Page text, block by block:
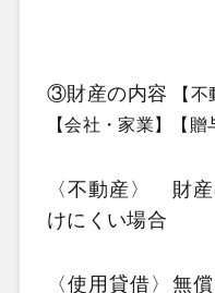
③財産の内容
【不
【会社・家業】【贈
〈不動産〉 財
けにくい場合
〈使用貸借〉無